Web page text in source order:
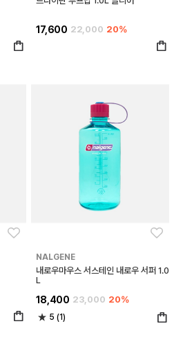
17,600 22,000 20%
NALGENE
내로우마우스 서스테인 내로우 서퍼 1.0
L
18,400 23,000 20%
5 (1)